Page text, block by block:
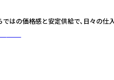
ではの価格感と安定供給で、日々の仕